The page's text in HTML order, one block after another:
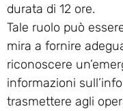
durata di 12 ore.
Tale ruolo può
mira a fornire
riconoscere
informazioni
trasmettere agli